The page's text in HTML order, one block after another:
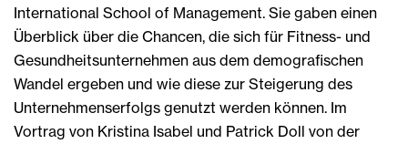
International School of Management. Sie gaben einen
Überblick über die Chancen, die sich für Fitness- und
Gesundheitsunternehmen aus dem demografischen
Wandel ergeben und wie diese zur Steigerung des
Unternehmenserfolgs genutzt werden können. Im
Vortrag von Kristina Isabel und Patrick Doll von der